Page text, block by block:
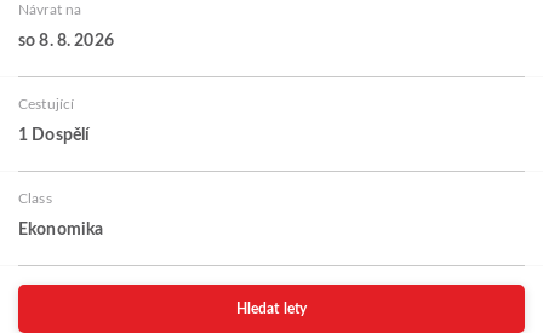
Návrat na
so 8. 8. 2026
Cestující
1 Dospělí
Class
Ekonomika
Hledat lety